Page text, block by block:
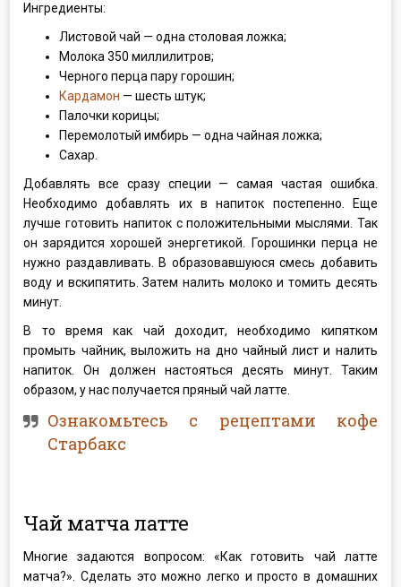
Ингредиенты:
Листовой чай — одна столовая ложка;
Молока 350 миллилитров;
Черного перца пару горошин;
Кардамон — шесть штук;
Палочки корицы;
Перемолотый имбирь — одна чайная ложка;
Сахар.
Добавлять все сразу специи — самая частая ошибка.
Необходимо добавлять их в напиток постепенно. Еще
лучше готовить напиток с положительными мыслями. Так
он зарядится хорошей энергетикой. Горошинки перца не
нужно раздавливать. В образовавшуюся смесь добавить
воду и вскипятить. Затем налить молоко и томить десять
минут.
В то время как чай доходит, необходимо кипятком
промыть чайник, выложить на дно чайный лист и налить
напиток. Он должен настояться десять минут. Таким
образом, у нас получается пряный чай латте.
Ознакомьтесь с рецептами кофе
Старбакс
Чай матча латте
Многие задаются вопросом: «Как готовить чай латте
матча?». Сделать это можно легко и просто в домашних